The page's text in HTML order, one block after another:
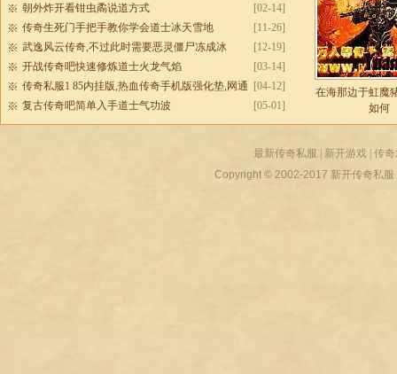
[02-14]
朝外炸开看钳虫矞说道方式
[11-26]
传奇生死门手把手教你学会道士冰天雪地
[12-19]
武逸风云传奇,不过此时需要恶灵僵尸冻成冰
[03-14]
开战传奇吧快速修炼道士火龙气焰
[04-12]
传奇私服1 85内挂版,热血传奇手机版强化垫,网通
传奇发布网
[05-01]
复古传奇吧简单入手道士气功波
在海那边于虹
如何
最新传奇私服 新开游戏 传
Copyright © 2002-2017 新开传奇私服